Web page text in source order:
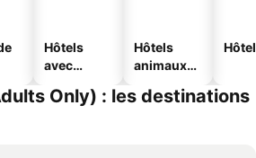
Hôtels
avec
Hôtels
animaux
Only) : les destinations